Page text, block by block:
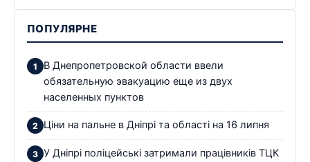
ПОПУЛЯРНЕ
В Днепропетровской области ввели
обязательную эвакуацию еще из двух
населенных пунктов
Ціни на пальне в Дніпрі та області на 16 липня
У Дніпрі поліцейські затримали працівників ТЦК